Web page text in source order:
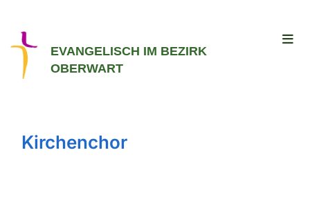
EVANGELISCH IM BEZIRK
OBERWART
Kirchenchor